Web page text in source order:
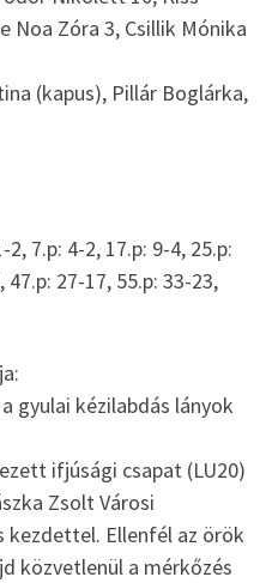
Noa Zóra 3, Csillik Mónika
(kapus), Pillár Boglárka,
7.p: 4-2, 17.p: 9-4, 25.p:
47.p: 27-17, 55.p: 33-23,
gyulai kézilabdás lányok
ifjúsági csapat (LU20)
Zsolt Városi
kezdettel. Ellenfél az örök
közvetlenül a mérkőzés